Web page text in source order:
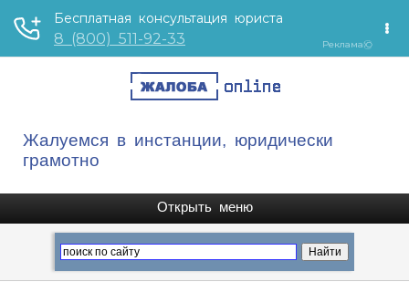
Жалуемся в инстанции, юридически
грамотно